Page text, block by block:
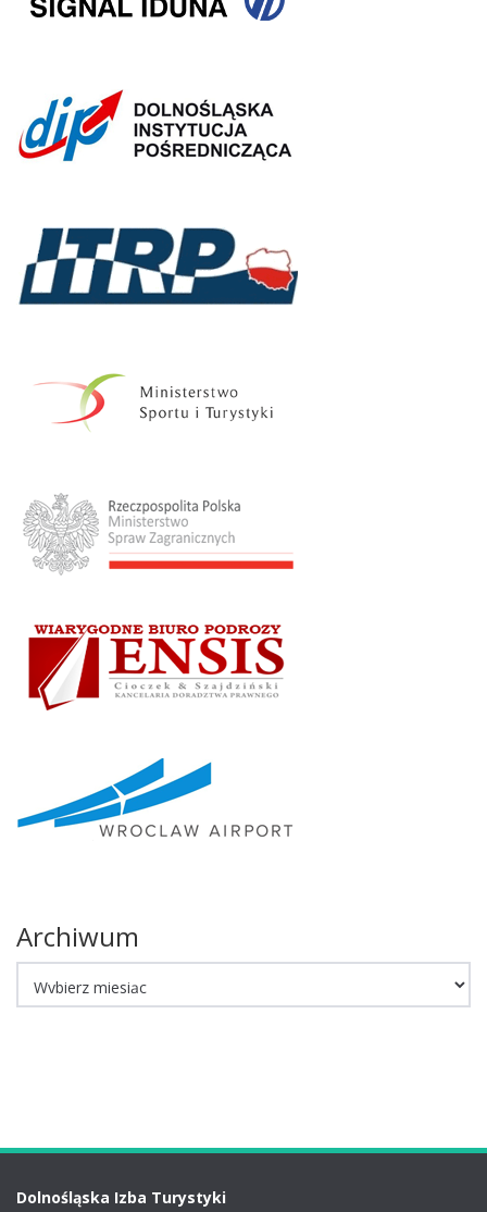
Archiwum
Dolnośląska Izba Turystyki